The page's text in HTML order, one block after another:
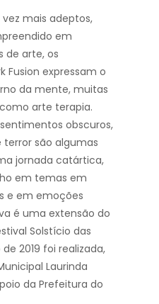
mais adeptos,
em
de arte, os
Fusion expressam o
da mente, muitas
arte terapia.
obscuros,
são algumas
jornada catártica,
em temas em
e em emoções
é uma extensão do
Solstício das
2019 foi realizada,
Laurinda
da Prefeitura do